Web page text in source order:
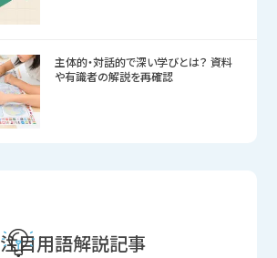
主体的・対話的で深い学びとは？ 資料
や有識者の解説を再確認
注目用語解説記事